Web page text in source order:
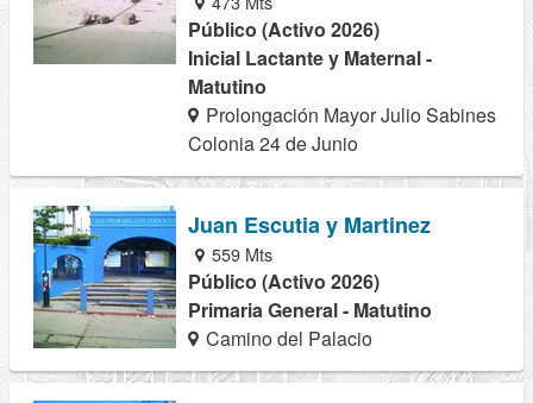
Público (Activo 2026)
Inicial Lactante y Maternal -
Matutino
Prolongación Mayor Julio Sabines
Colonia 24 de Junio
Juan Escutia y Martinez
559 Mts
Público (Activo 2026)
Primaria General - Matutino
Camino del Palacio